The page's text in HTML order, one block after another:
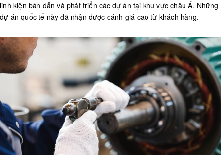
linh kiện bán dẫn và phát triển các dự án tại khu vực châu Á. Những
dự án quốc tế này đã nhận được đánh giá cao từ khách hàng.